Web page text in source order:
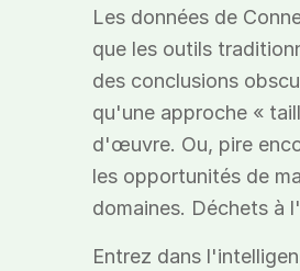
Les données de
que les outils
des conclusions
qu'une approche «
d'œuvre. Ou, pire
les opportunités de
domaines. Déchets à
Entrez dans